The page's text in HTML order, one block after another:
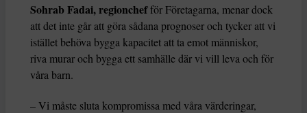
Sohrab Fadai, regionchefför Företagarna, menar dock
att det inte går att göra sådana prognoser och tycker att vi
istället behöva bygga kapacitet att ta emot människor,
riva murar och bygga ett samhälle där vi vill leva och för
våra barn.
– Vi måste sluta kompromissa med våra värderingar,